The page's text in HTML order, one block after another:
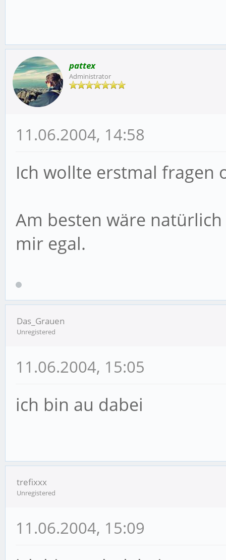
pattex
Administrator
11.06.2004, 14:58
Ich wollte erstmal fragen
Am besten wäre
mir egal.
Das_Grauen
Unregistered
11.06.2004, 15:05
ich bin au dabei
trefixxx
Unregistered
11.06.2004, 15:09